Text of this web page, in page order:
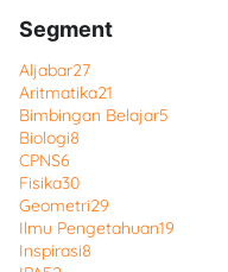
Segment
Aljabar27
Aritmatika21
Bimbingan Belajar5
Biologi8
CPNS6
Fisika30
Geometri29
Ilmu Pengetahuan19
Inspirasi8